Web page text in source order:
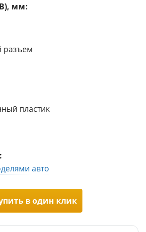
мм:
разъем
пластик
авто
в один клик